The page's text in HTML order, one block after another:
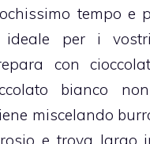
tempo e
ideale per i
con
bianco
miscelando
e trova largo